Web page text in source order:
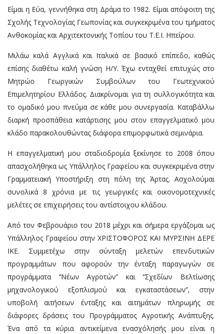
Είμαι η Εύα, γεννήθηκα στη Δράμα το 1982. Είμαι απόφοιτη της
Σχολής Τεχνολογίας Γεωπονίας και συγκεκριμένα του τμήματος
Ανθοκομίας και Αρχιτεκτονικής Τοπίου του Τ.Ε.Ι. Ηπείρου.
Μιλάω καλά Αγγλικά και Ιταλικά σε βασικό επίπεδο, καθώς
επίσης διαθέτω καλή γνώση Η/Υ. Έχω ενταχθεί επιτυχώς στο
Μητρώο Γεωργικών Συμβούλων του Γεωτεχνικού
Επιμελητηρίου Ελλάδος. Διακρίνομαι για τη συλλογικότητα και
το ομαδικό μου πνεύμα σε κάθε μου συνεργασία. Καταβάλλω
διαρκή προσπάθεια κατάρτισης μου στον επαγγελματικό μου
κλάδο παρακολουθώντας διάφορα επιμορφωτικά σεμινάρια.
Η επαγγελματική μου σταδιοδρομία ξεκίνησε το 2008 όπου
απασχολήθηκα ως Υπάλληλος Γραφείου και συγκεκριμένα στην
Γραμματειακή Υποστήριξη στη πόλη της Άρτας. Ασχολούμαι
συνολικά 8 χρόνια με τις γεωργικές και οικονομοτεχνικές
μελέτες σε επιχειρήσεις του αντίστοιχου κλάδου.
Από τον Φεβρουάριο του 2018 μέχρι και σήμερα εργάζομαι ως
Υπάλληλος Γραφείου στην ΧΡΙΣΤΟΦΟΡΟΣ ΚΑΙ ΜΥΡΣΙΝΗ ΔΕΡΕ
ΙΚΕ. Συμμετέχω στην σύνταξη μελετών επενδυτικών
προγραμμάτων που αφορούν την ένταξη παραγωγών σε
προγράμματα ‘’Νέων Αγροτών’’ και ‘’Σχεδίων Βελτίωσης
μηχανολογικού εξοπλισμού και εγκαταστάσεων’’, στην
υποβολή αιτήσεων ένταξης και αιτημάτων πληρωμής σε
διάφορες δράσεις του Προγράμματος Αγροτικής Ανάπτυξης.
Ένα από τα κύρια αντικείμενα ενασχόλησής μου είναι η